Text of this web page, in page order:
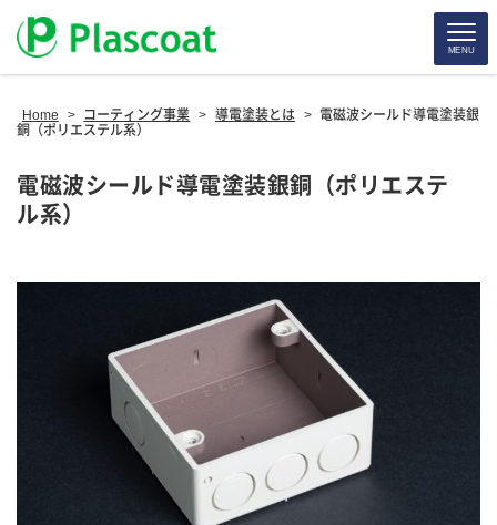
MENU
Home > コーティング事業 > 導電塗装とは > 電磁波シールド導電塗装銀
銅（ポリエステル系）
電磁波シールド導電塗装銀銅（ポリエステ
ル系）